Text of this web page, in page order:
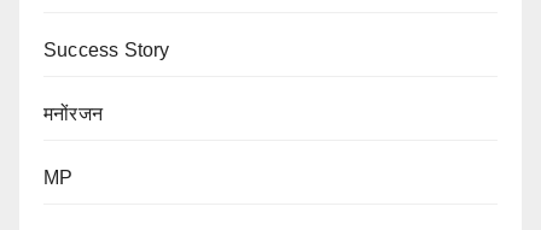
Success Story
मनोंरजन
MP